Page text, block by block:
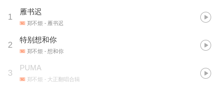
1
雁书迟
郑不烦 - 雁书迟
2
特别想和你
郑不烦 - 想和你
3
PUMA
郑不烦 - 大正翻唱合辑